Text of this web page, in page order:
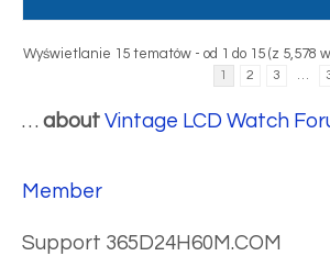
Wyświetlanie 15 tematów - od 1 do 15 (z 5,578
1 2 3 …
…aboutVintage LCD Watch
Member
Support 365D24H60M.COM